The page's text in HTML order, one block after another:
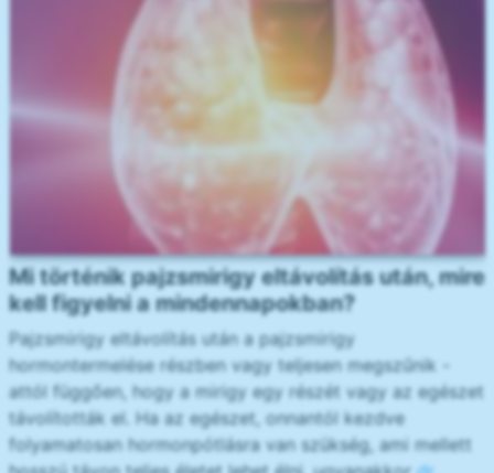
Mi történik pajzsmirigy eltávolítás után, mire
kell figyelni a mindennapokban?
Pajzsmirigy eltávolítás után a pajzsmirigy
hormontermelése részben vagy teljesen megszűnik -
attól függően, hogy a mirigy egy részét vagy az egészet
távolították el. Ha az egészet, onnantól kezdve
folyamatosan hormonpótlásra van szükség, ami mellett